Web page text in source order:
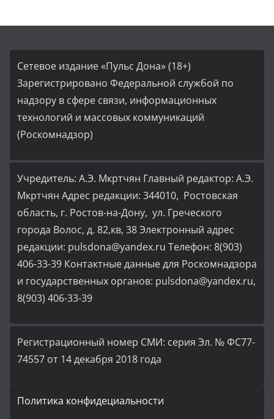
Сетевое издание «Пульс Дона» (18+)
Зарегистрировано Федеральной службой по
надзору в сфере связи, информационных
технологий и массовых коммуникаций
(Роскомнадзор)
Учредитель: А.Э. Мкртчян Главный редактор: А.Э.
Мкртчян Адрес редакции: 344010, Ростовская
область, г. Ростов-на-Дону, ул. Греческого
города Волос, д. 82,кв, 38 Электронный адрес
редакции: pulsdona@yandex.ru Телефон: 8(903)
406-33-39 Контактные данные для Роскомнадзора
и государственных органов: pulsdona@yandex.ru,
8(903) 406-33-39
Регистрационный номер СМИ: серия Эл. № ФС77-
74557 от 14 декабря 2018 года
Политика конфидециальности